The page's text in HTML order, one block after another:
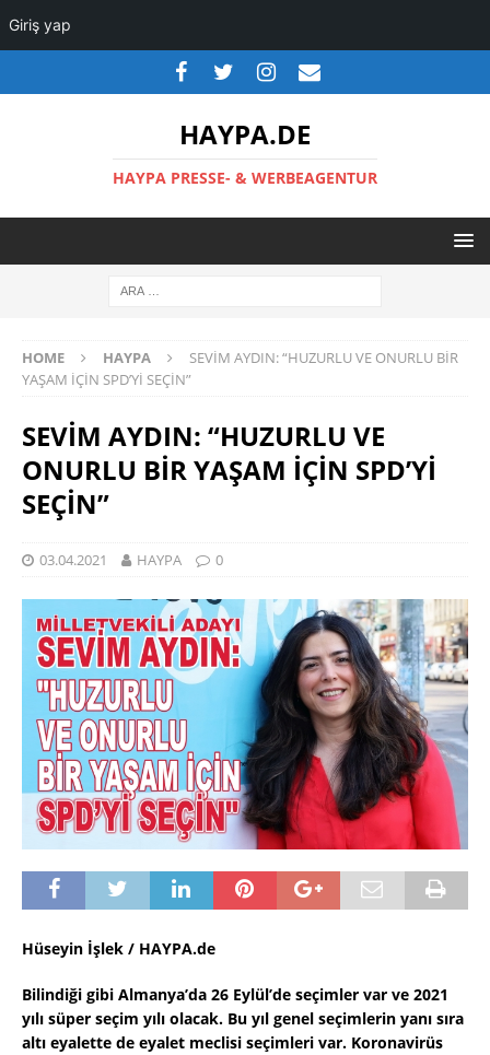
HAYPA.DE
HAYPA PRESSE- & WERBEAGENTUR
HOME HAYPA
SEVİM AYDIN: “HUZURLU VE ONURLU BİR
YAŞAM İÇİN SPD’Yİ SEÇİN”
SEVİM AYDIN: “HUZURLU VE
ONURLU BİR YAŞAM İÇİN SPD’Yİ
SEÇİN”
03.04.2021 HAYPA 0
Hüseyin İşlek / HAYPA.de
Bilindiği gibi Almanya’da 26 Eylül’de seçimler var ve 2021
yılı süper seçim yılı olacak. Bu yıl genel seçimlerin yanı sıra
altı eyalette de eyalet meclisi seçimleri var. Koronavirüs
Giriş yap